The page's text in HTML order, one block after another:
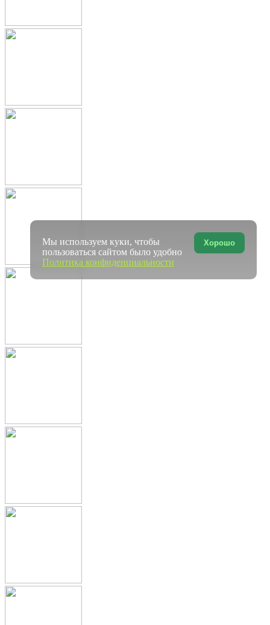
Хорошо
Мы используем куки, чтобы
пользоваться сайтом было удобно
Политика конфиденциальности